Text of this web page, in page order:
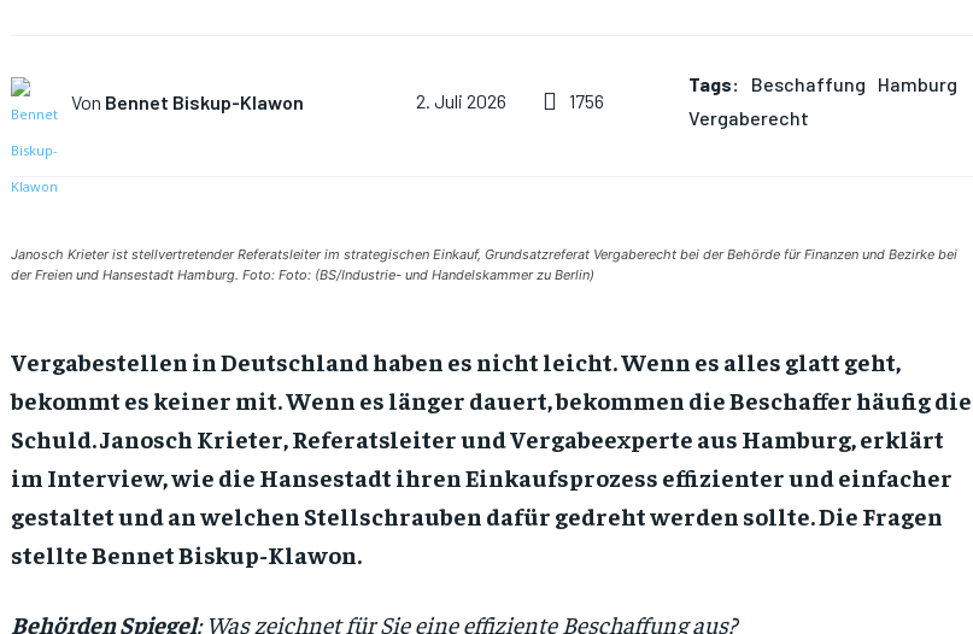
Von Bennet Biskup-Klawon 2. Juli 2026 1756
Tags: Beschaffung
Hamburg
Vergaberecht
Janosch Krieter ist stellvertretender Referatsleiter im strategischen Einkauf, Grundsatzreferat Vergaberecht bei der Behörde für Finanzen und Bezirke bei
der Freien und Hansestadt Hamburg. Foto: Foto: (BS/Industrie- und Handelskammer zu Berlin)
Vergabestellen in Deutschland haben es nicht leicht. Wenn es alles glatt geht,
bekommt es keiner mit. Wenn es länger dauert, bekommen die Beschaffer häufig die
Schuld. Janosch Krieter, Referatsleiter und Vergabeexperte aus Hamburg, erklärt
im Interview, wie die Hansestadt ihren Einkaufsprozess effizienter und einfacher
gestaltet und an welchen Stellschrauben dafür gedreht werden sollte. Die Fragen
stellte Bennet Biskup-Klawon.
Behörden Spiegel: Was zeichnet für Sie eine effiziente Beschaffung aus?